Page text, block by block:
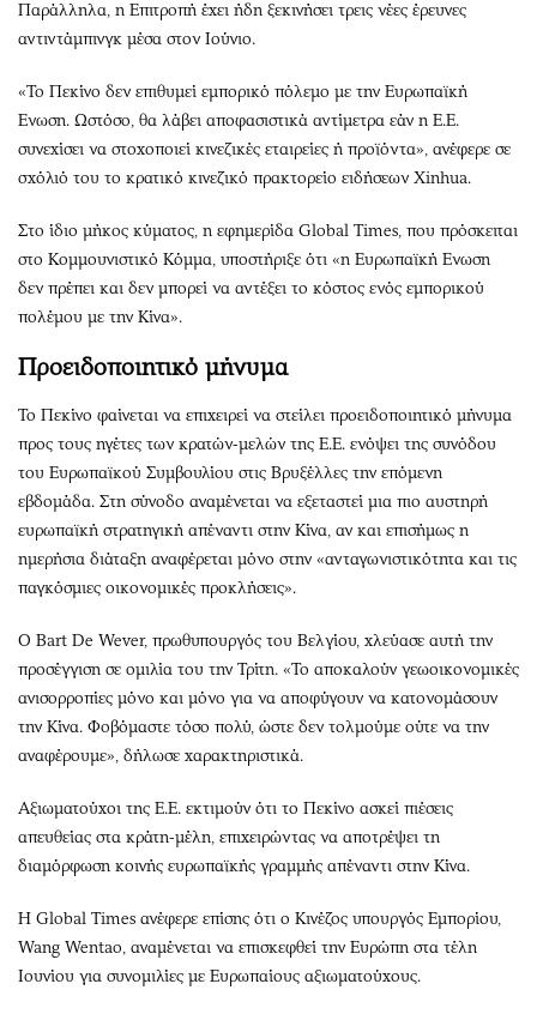
Παράλληλα, η Επιτροπή έχει ήδη ξεκινήσει τρεις νέες έρευνες
αντιντάμπινγκ μέσα στον Ιούνιο.
«Το Πεκίνο δεν επιθυμεί εμπορικό πόλεμο με την Ευρωπαϊκή
Ενωση. Ωστόσο, θα λάβει αποφασιστικά αντίμετρα εάν η Ε.Ε.
συνεχίσει να στοχοποιεί κινεζικές εταιρείες ή προϊόντα», ανέφερε σε
σχόλιό του το κρατικό κινεζικό πρακτορείο ειδήσεων Xinhua.
Στο ίδιο μήκος κύματος, η εφημερίδα Global Times, που πρόσκειται
στο Κομμουνιστικό Κόμμα, υποστήριξε ότι «η Ευρωπαϊκή Ενωση
δεν πρέπει και δεν μπορεί να αντέξει το κόστος ενός εμπορικού
πολέμου με την Κίνα».
Προειδοποιητικό μήνυμα
Το Πεκίνο φαίνεται να επιχειρεί να στείλει προειδοποιητικό μήνυμα
προς τους ηγέτες των κρατών-μελών της Ε.Ε. ενόψει της συνόδου
του Ευρωπαϊκού Συμβουλίου στις Βρυξέλλες την επόμενη
εβδομάδα. Στη σύνοδο αναμένεται να εξεταστεί μια πιο αυστηρή
ευρωπαϊκή στρατηγική απέναντι στην Κίνα, αν και επισήμως η
ημερήσια διάταξη αναφέρεται μόνο στην «ανταγωνιστικότητα και τις
παγκόσμιες οικονομικές προκλήσεις».
Ο Bart De Wever, πρωθυπουργός του Βελγίου, χλεύασε αυτή την
προσέγγιση σε ομιλία του την Τρίτη. «Το αποκαλούν γεωοικονομικές
ανισορροπίες μόνο και μόνο για να αποφύγουν να κατονομάσουν
την Κίνα. Φοβόμαστε τόσο πολύ, ώστε δεν τολμούμε ούτε να την
αναφέρουμε», δήλωσε χαρακτηριστικά.
Αξιωματούχοι της Ε.Ε. εκτιμούν ότι το Πεκίνο ασκεί πιέσεις
απευθείας στα κράτη-μέλη, επιχειρώντας να αποτρέψει τη
διαμόρφωση κοινής ευρωπαϊκής γραμμής απέναντι στην Κίνα.
Η Global Times ανέφερε επίσης ότι ο Κινέζος υπουργός Εμπορίου,
Wang Wentao, αναμένεται να επισκεφθεί την Ευρώπη στα τέλη
Ιουνίου για συνομιλίες με Ευρωπαίους αξιωματούχους.